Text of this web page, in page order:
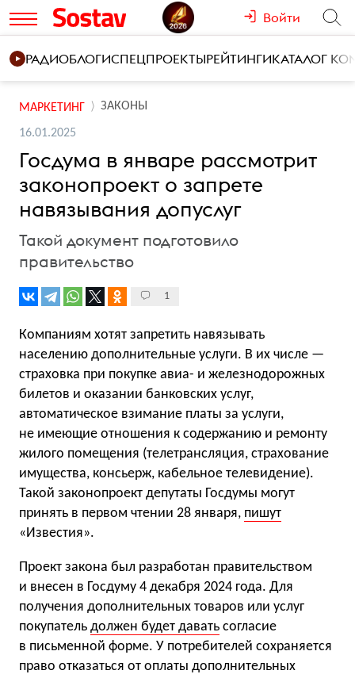
Войти
РАДИОБЛОГИСПЕЦПРОЕКТЫРЕЙТИНГИКАТАЛОГ
МАРКЕТИНГ ЗАКОНЫ
16.01.2025
Госдума в январе рассмотрит
законопроект о запрете
навязывания допуслуг
Такой документ подготовило
правительство
1
Компаниям хотят запретить навязывать
населению дополнительные услуги. В их числе —
страховка при покупке авиа- и железнодорожных
билетов и оказании банковских услуг,
автоматическое взимание платы за услуги,
не имеющие отношения к содержанию и ремонту
жилого помещения (телетрансляция, страхование
имущества, консьерж, кабельное телевидение).
Такой законопроект депутаты Госдумы могут
принять в первом чтении 28 января, пишут
«Известия».
Проект закона был разработан правительством
и внесен в Госдуму 4 декабря 2024 года. Для
получения дополнительных товаров или услуг
покупатель должен будет давать согласие
в письменной форме. У потребителей сохраняется
право отказаться от оплаты дополнительных